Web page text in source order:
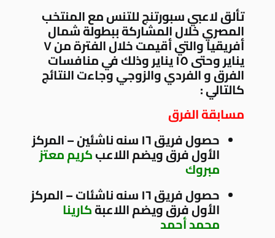
تألق لاعبي سبورتنج للتنس مع المنتخب
المصري خلال المشاركة ببطولة شمال
أفريقيا والتي أقيمت خلال الفترة من ٧
يناير وحتى ١٥ يناير وذلك في منافسات
الفرق و الفردي والزوجي وجاءت النتائج
كالتالي :
مسابقة الفرق
حصول فريق ١٦ سنه ناشئين – المركز
الأول فرق ويضم اللاعبكريم معتز
مبروك
حصول فريق ١٦ سنه ناشئات – المركز
الأول فرق ويضم اللاعبةكارينا
محمد أحمد